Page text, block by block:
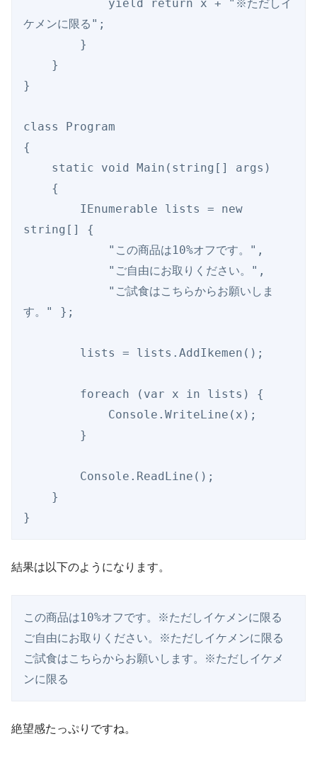
ケメンに限る";
}
class Program
{
string[] {
す。" };
}
結果は以下のようになります。
この商品は10%オフです。※ただしイケメンに限る
ご自由にお取りください。※ただしイケメンに限る
ご試食はこちらからお願いします。※ただしイケメ
絶望感たっぷりですね。